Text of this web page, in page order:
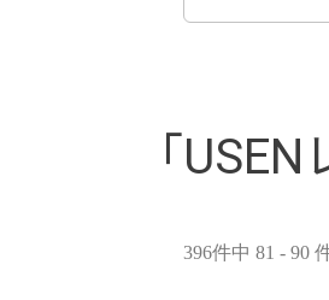
「
396件中 81 - 90